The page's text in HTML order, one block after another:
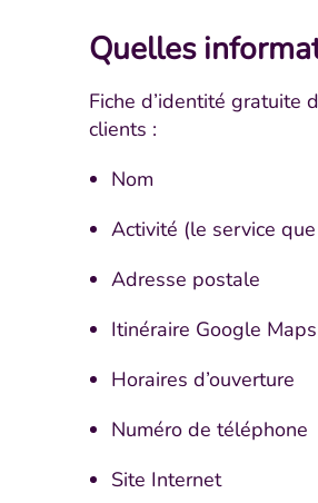
Quelles
Fiche d’identité gratuite
clients :
Nom
Activité (le service
Adresse postale
Itinéraire Google Maps
Horaires d’ouverture
Numéro de téléphone
Site Internet